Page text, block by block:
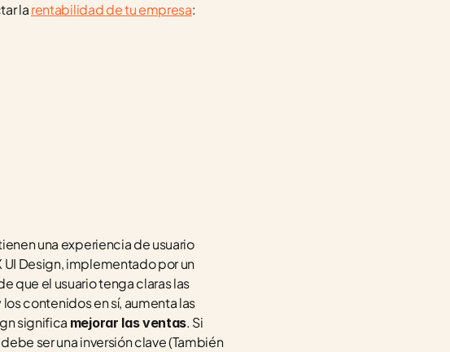
la rentabilidad de tu empresa:
una experiencia de usuario
Design, implementado por un
que el usuario tenga claras las
contenidos en sí, aumenta las
significa mejorar las ventas. Si
ser una inversión clave (También